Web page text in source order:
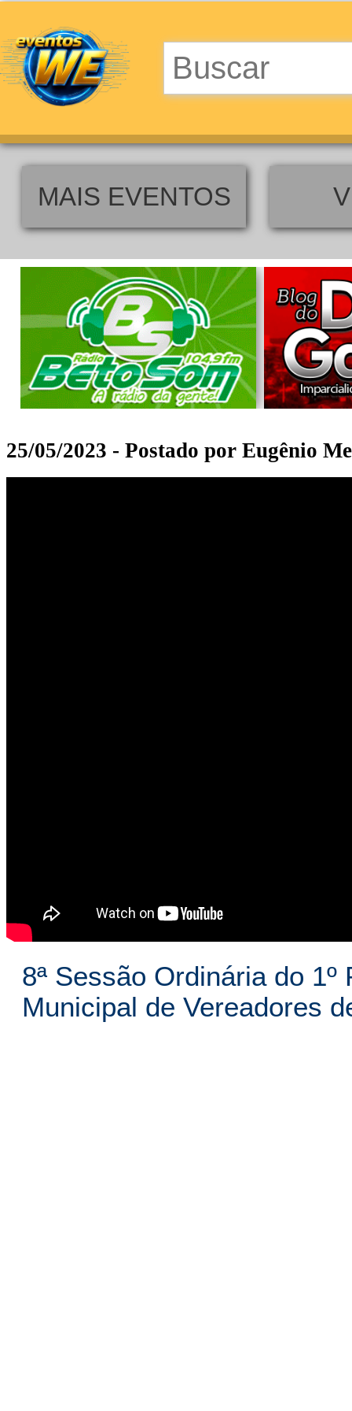
MAIS EVENTOS
25/05/2023 - Postado por Eugênio
8ª Sessão Ordinária do
Municipal de Vereadores